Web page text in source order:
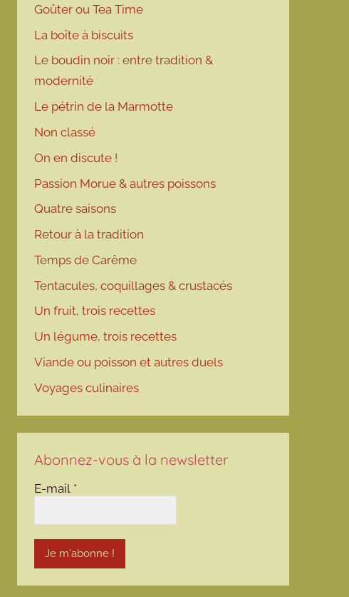
Goûter ou Tea Time
La boîte à biscuits
Le boudin noir : entre tradition &
modernité
Le pétrin de la Marmotte
Non classé
On en discute !
Passion Morue & autres poissons
Quatre saisons
Retour à la tradition
Temps de Carême
Tentacules, coquillages & crustacés
Un fruit, trois recettes
Un légume, trois recettes
Viande ou poisson et autres duels
Voyages culinaires
Abonnez-vous à la newsletter
E-mail *